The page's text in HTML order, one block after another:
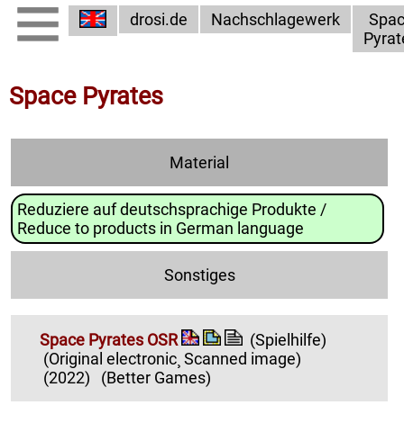
drosi.de Nachschlagewerk
Space Pyrates
Material
Reduziere auf deutschsprachige Produkte /
Reduce to products in German language
Sonstiges
Space Pyrates OSR
(Spielhilfe)
(Original electronic¸ Scanned image)
(2022)
(Better Games)